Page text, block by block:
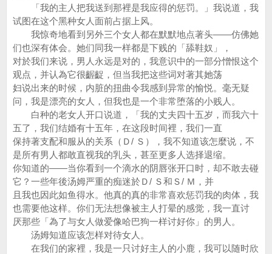
「我的主人把我送到那裡是我应得的惩罚。」我说道，我
试图在这个黑种女人面前占据上风。
我惊奇地看到另外三个女人都在默默地点著头——仿佛她
们也深有体会。她们同我一样都是下贱的「舔鞋奴」，
对於我们来说，男人永远是对的，我意识中的一部分憎恨这个
观点，并认為它很齷齪，但当我把这些词对著其她荡
妇说出来的时候，内脏的扭曲令我感到异常的愉悦。毫无疑
问，我是漂亮的女人，但我也是一个非常堕落的小贱人。
白种的老女人开口说道，「我的丈夫四十五岁，而我六十
五了，我们结婚有十五年，在这段时间裡，我们一直
保持著支配和服从的关系（Ｄ/ Ｓ），我不知道该怎麼说，不
是所有男人都敢直视我的乳头，甚至更多人选择退缩。
你知道的——当你看到一个滴水的阴唇张开口时，却不敢去碰
它？一些年後汤姆严重的痴迷於Ｄ/ Ｓ和Ｓ/ Ｍ，并
且我也因此如鱼得水。他真的真的非常喜欢惩罚我的肉体，我
也需要他这样。你们无法想像被主人打晕的感觉，我一直讨
厌那些「為了与女人做爱像哈巴狗一样讨好你」的男人。
汤姆知道应该怎样对待女人。
在我们的家裡，我是一只讨好主人的小鹿，我可以随时欣